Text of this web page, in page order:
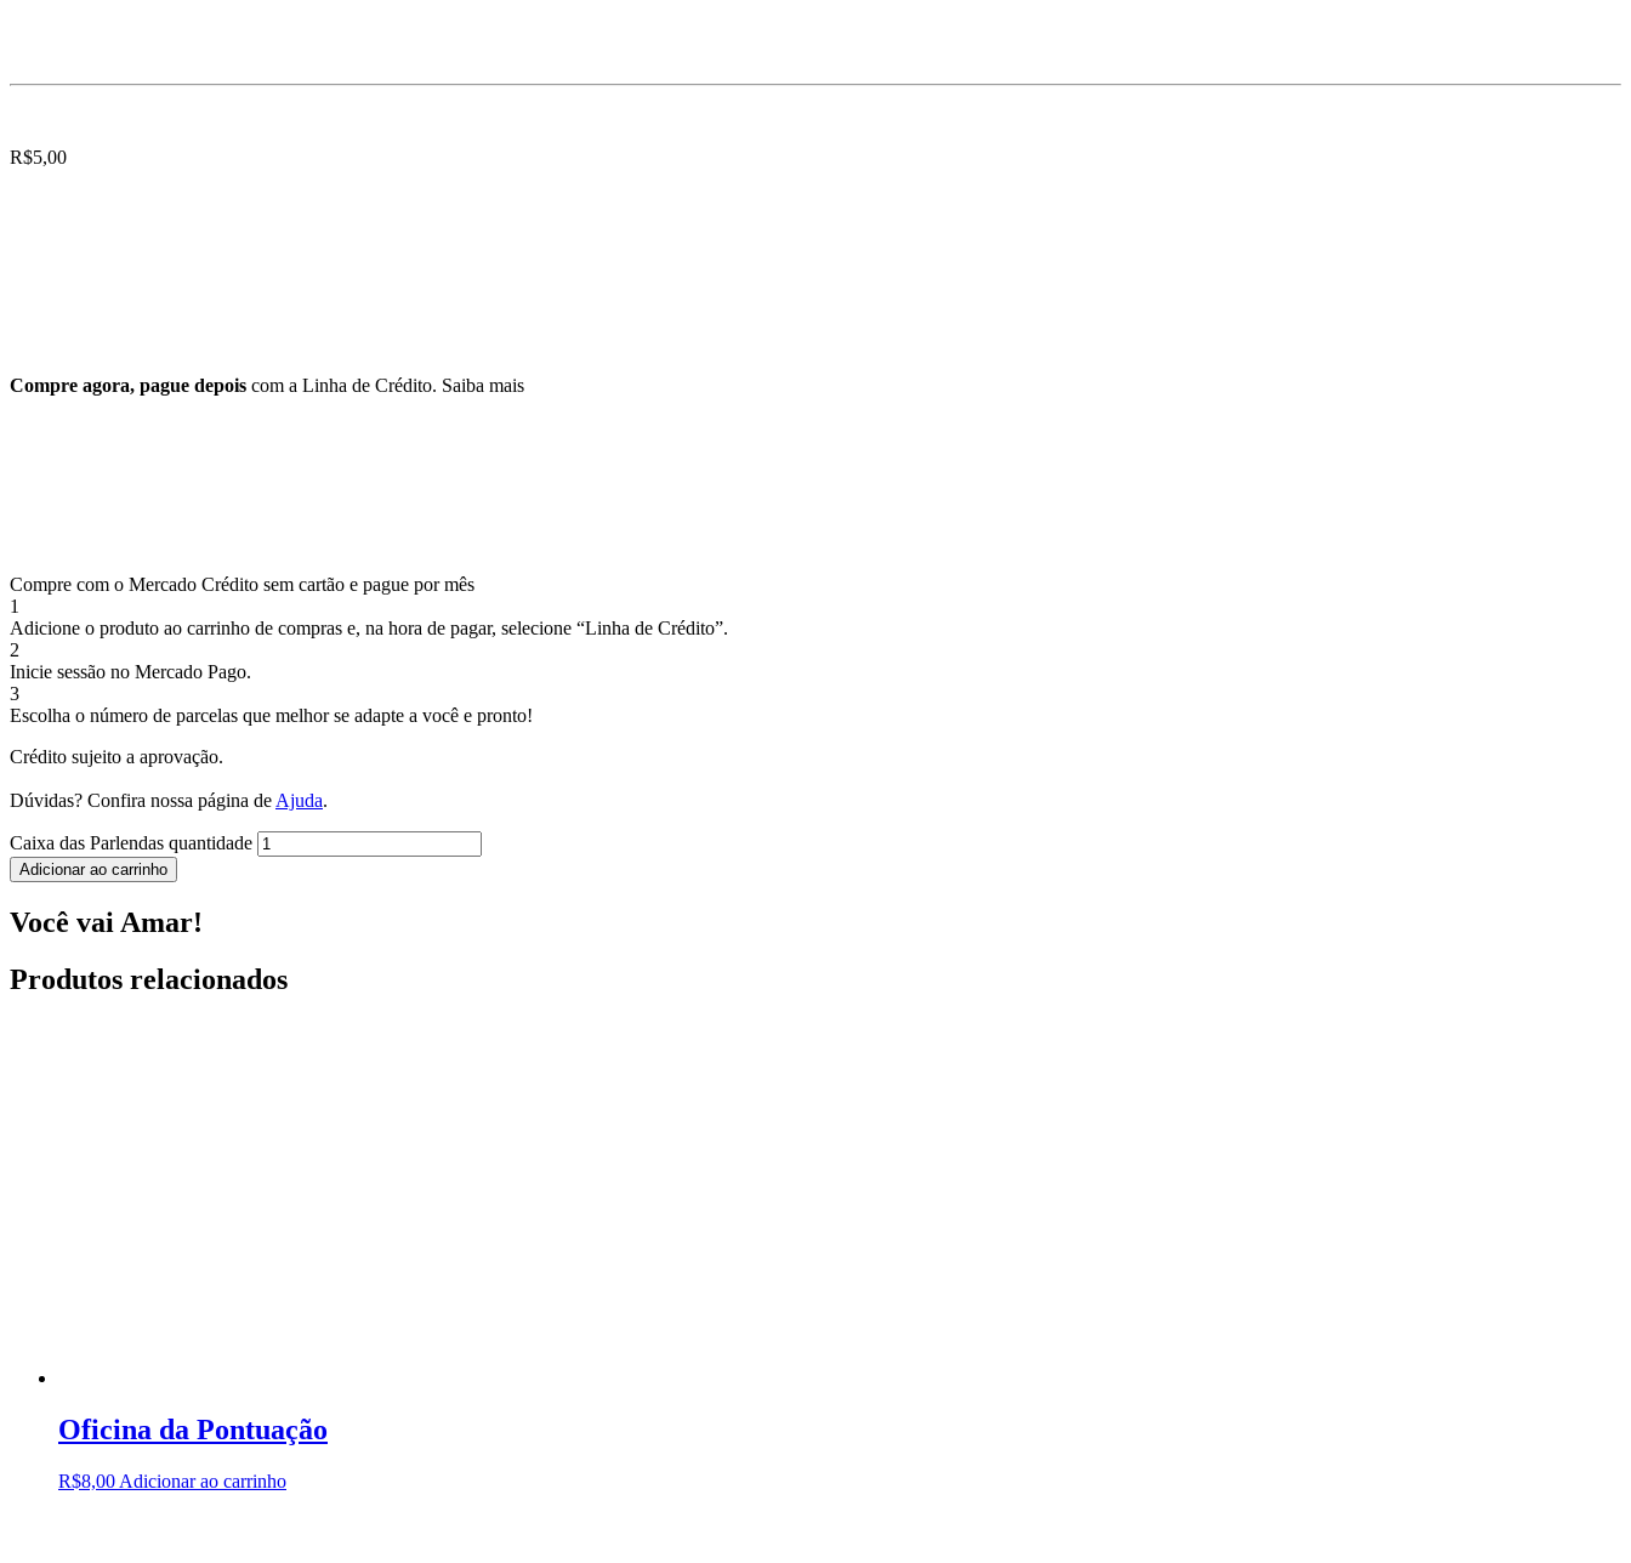
R$5,00
Compre agora, pague depois com a Linha de Crédito. Saiba mais
Compre com o Mercado Crédito sem cartão e pague por mês
1
Adicione o produto ao carrinho de compras e, na hora de pagar, selecione “Linha de Crédito”.
2
Inicie sessão no Mercado Pago.
3
Escolha o número de parcelas que melhor se adapte a você e pronto!
Crédito sujeito a aprovação.
Dúvidas? Confira nossa página de Ajuda.
Caixa das Parlendas quantidade
Adicionar ao carrinho
Você vai Amar!
Produtos relacionados
Oficina da Pontuação
R$8,00 Adicionar ao carrinho